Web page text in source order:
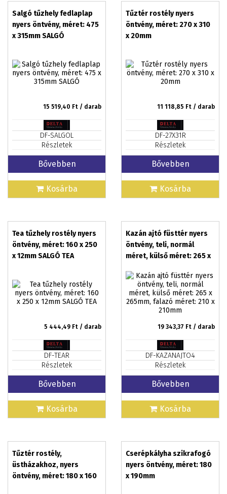
Salgó tűzhely fedlaplap
nyers öntvény, méret: 475
x 315mm SALGÓ
15 519,40 Ft / darab
DF-SALGOL
Részletek
Bővebben
Kosárba
Tűztér rostély nyers
öntvény, méret: 270 x 310
x 20mm
11 118,85 Ft / darab
DF-27X31R
Részletek
Bővebben
Kosárba
Tea tűzhely rostély nyers
öntvény, méret: 160 x 250
x 12mm SALGÓ TEA
5 444,49 Ft / darab
DF-TEAR
Részletek
Bővebben
Kosárba
Kazán ajtó füsttér nyers
öntvény, teli, normál
méret, külső méret: 265 x
x 210mm
19 343,37 Ft / darab
DF-KAZANAJTO4
Részletek
Bővebben
Kosárba
Tűztér rostély,
üstházakhoz, nyers
öntvény, méret: 180 x 160
Cserépkályha szikrafogó
nyers öntvény, méret: 180
x 190mm